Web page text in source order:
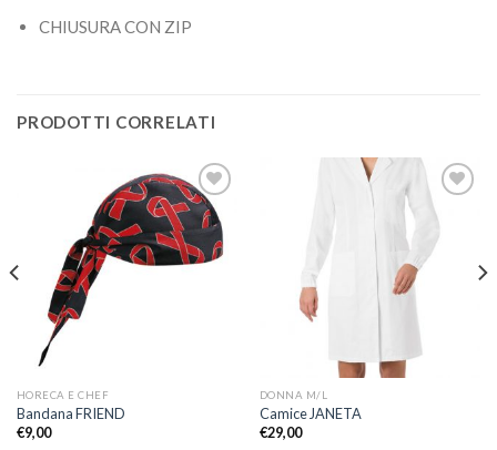
CHIUSURA CON ZIP
PRODOTTI CORRELATI
Aggiungi
alla lista
desideri
HORECA E CHEF
Bandana FRIEND
€9,00
Aggiungi
dei
desideri
DONNA M/L
Camice JANETA
€29,00